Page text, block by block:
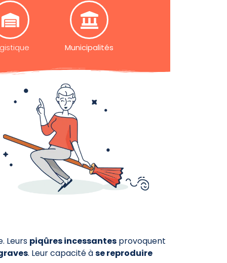
Municipalités
Leurs piqûres incessantes provoquent
. Leur capacité àse reproduire